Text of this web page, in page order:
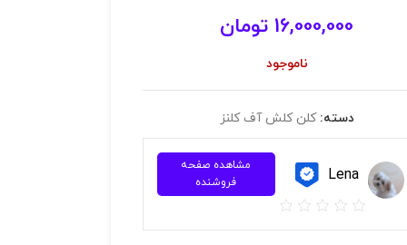
16,000,000 تومان
ناموجود
دسته: کلن کلش آف کلنز
Lena
مشاهده صفحه
فروشنده